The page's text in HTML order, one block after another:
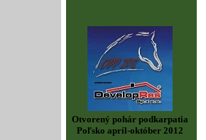
Otvorený pohár podkarpatia
Poľsko apríl-október 2012